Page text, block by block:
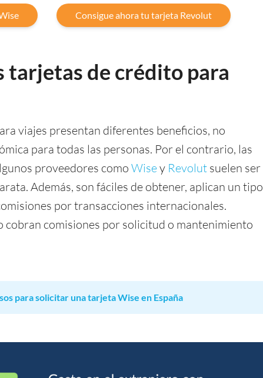
Consigue ahora tu tarjeta Revolut
tarjetas de crédito para
viajes presentan diferentes beneficios, no
para todas las personas. Por el contrario, las
proveedores como Wisey Revolut suelen ser
Además, son fáciles de obtener, aplican un tipo
por transacciones internacionales.
cobran comisiones por solicitud o mantenimiento
para solicitar una tarjeta Wise en España